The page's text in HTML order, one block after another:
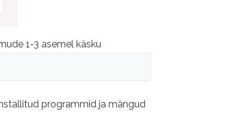
1-3 asemel käsku
programmid ja mängud